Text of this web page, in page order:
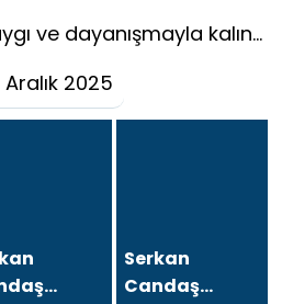
ve dayanışmayla kalın…
2025
Serkan
Candaş